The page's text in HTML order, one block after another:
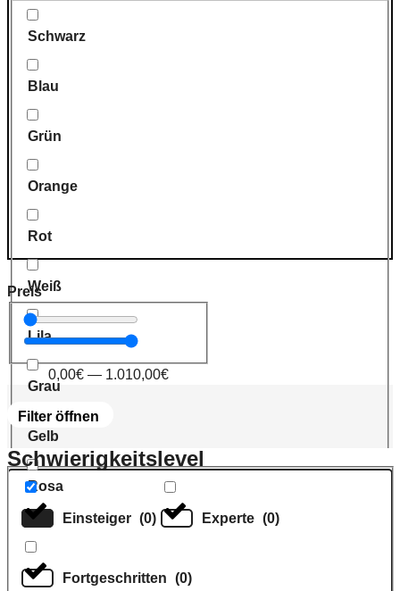
Schwarz
Blau
Grün
Orange
Rot
Weiß
Lila
Grau
Gelb
Rosa
Preis
0,00€ — 1.010,00€
Filter öffnen
Schwierigkeitslevel
Einsteiger (0) Experte (0)
Fortgeschritten (0)